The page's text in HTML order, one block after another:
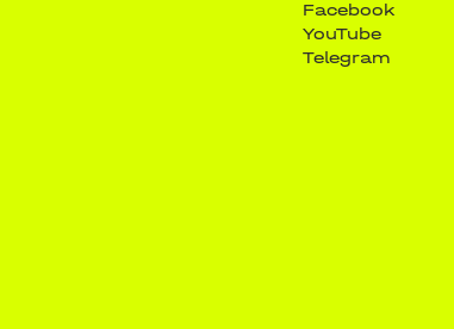
Facebook
YouTube
Telegram